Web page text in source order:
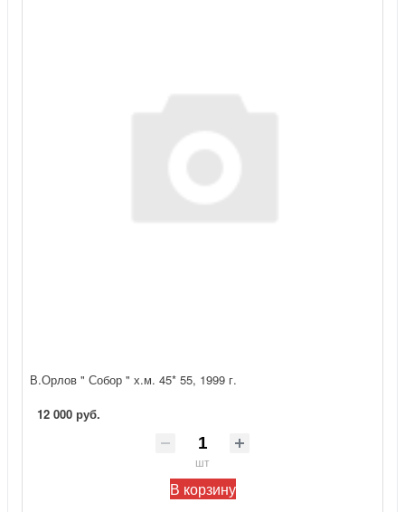
В.Орлов " Собор " х.м. 45* 55, 1999 г.
12 000 руб.
шт
В корзину